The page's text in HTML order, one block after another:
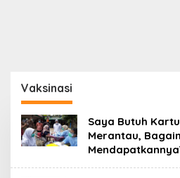
Vaksinasi
Saya Butuh
Merantau,